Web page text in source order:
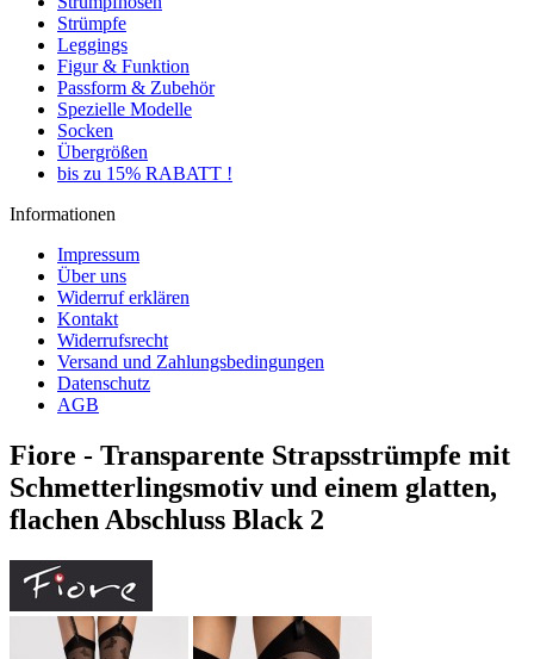
Strümpfe
Leggings
Figur & Funktion
Passform & Zubehör
Spezielle Modelle
Socken
Übergrößen
bis zu 15% RABATT !
Informationen
Impressum
Über uns
Widerruf erklären
Kontakt
Widerrufsrecht
Versand und Zahlungsbedingungen
Datenschutz
AGB
Fiore - Transparente Strapsstrümpfe mit
Schmetterlingsmotiv und einem glatten,
flachen Abschluss Black 2